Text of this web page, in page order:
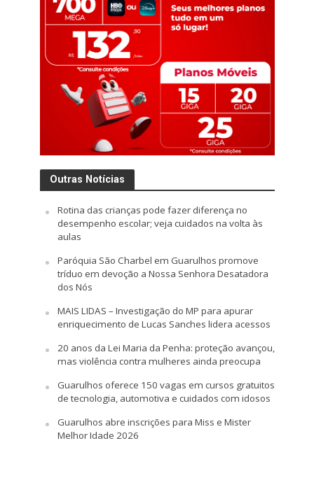
Outras Notícias
Rotina das crianças pode fazer diferença no
desempenho escolar; veja cuidados na volta às
aulas
Paróquia São Charbel em Guarulhos promove
tríduo em devoção a Nossa Senhora Desatadora
dos Nós
MAIS LIDAS – Investigação do MP para apurar
enriquecimento de Lucas Sanches lidera acessos
20 anos da Lei Maria da Penha: proteção avançou,
mas violência contra mulheres ainda preocupa
Guarulhos oferece 150 vagas em cursos gratuitos
de tecnologia, automotiva e cuidados com idosos
Guarulhos abre inscrições para Miss e Mister
Melhor Idade 2026